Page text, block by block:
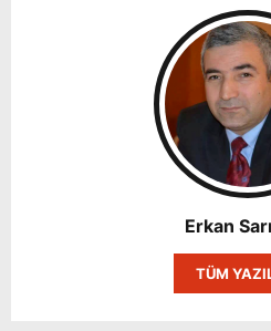
Erkan
TÜM